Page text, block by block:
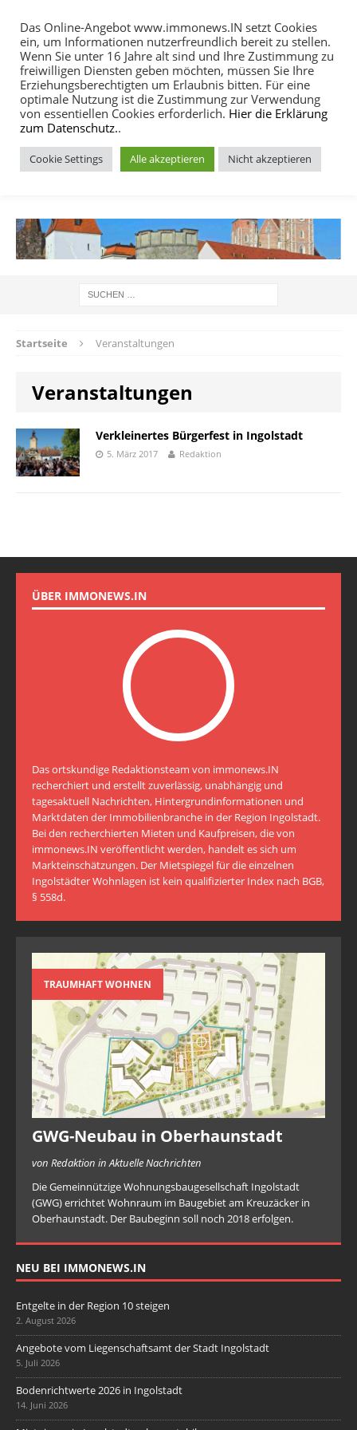
MENU
Startseite Veranstaltungen
Veranstaltungen
Verkleinertes Bürgerfest in Ingolstadt
5. März 2017 Redaktion
ÜBER IMMONEWS.IN
Das ortskundige Redaktionsteam von immonews.IN
recherchiert und erstellt zuverlässig, unabhängig und
tagesaktuell Nachrichten, Hintergrundinformationen und
Marktdaten der Immobilienbranche in der Region Ingolstadt.
Bei den recherchierten Mieten und Kaufpreisen, die von
immonews.IN veröffentlicht werden, handelt es sich um
Markteinschätzungen. Der Mietspiegel für die einzelnen
Ingolstädter Wohnlagen ist kein qualifizierter Index nach BGB,
§ 558d.
TRAUMHAFT WOHNEN
GWG-Neubau in Oberhaunstadt
von Redaktion in Aktuelle Nachrichten
Die Gemeinnützige Wohnungsbaugesellschaft Ingolstadt
(GWG) errichtet Wohnraum im Baugebiet am Kreuzäcker in
Oberhaunstadt. Der Baubeginn soll noch 2018 erfolgen.
NEU BEI IMMONEWS.IN
Entgelte in der Region 10 steigen
2. August 2026
Angebote vom Liegenschaftsamt der Stadt Ingolstadt
5. Juli 2026
Bodenrichtwerte 2026 in Ingolstadt
14. Juni 2026
Das Online-Angebot www.immonews.IN setzt Cookies
ein, um Informationen nutzerfreundlich bereit zu stellen.
Wenn Sie unter 16 Jahre alt sind und Ihre Zustimmung zu
freiwilligen Diensten geben möchten, müssen Sie Ihre
Erziehungsberechtigten um Erlaubnis bitten. Für eine
optimale Nutzung ist die Zustimmung zur Verwendung
von essentiellen Cookies erforderlich. Hier die Erklärung
zum Datenschutz..
Cookie Settings Alle akzeptieren Nicht akzeptieren